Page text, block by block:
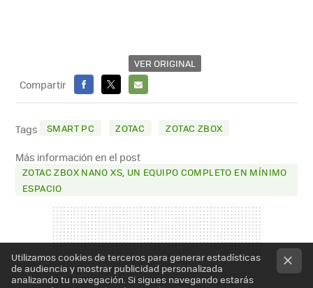
VER ORIGINAL
Compartir
FACEBOOK
X
E-
MAIL
Tags SMART PC ZOTAC ZOTAC ZBOX
Más información en el post
ZOTAC ZBOX NANO XS, UN EQUIPO COMPLETO EN MÍNIMO
ESPACIO
Utilizamos cookies de terceros para generar estadísticas
de audiencia y mostrar publicidad personalizada
analizando tu navegación. Si sigues navegando estarás